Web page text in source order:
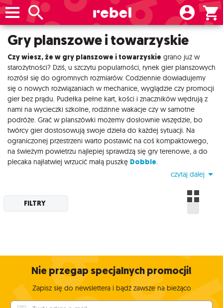
Gry planszowe i towarzyskie
Czy wiesz, że w gry planszowe i towarzyskie grano już w
starożytności? Dziś, u szczytu popularności, rynek gier planszowych
rozrósł się do ogromnych rozmiarów. Codziennie dowiadujemy
się o nowych rozwiązaniach w mechanice, wyglądzie czy promocji
gier bez prądu. Pudełka pełne kart, kości i znaczników wędrują z
nami na wycieczki szkolne, rodzinne wakacje czy w samotne
podróże. Grać w planszówki możemy dosłownie wszędzie, bo
twórcy gier dostosowują swoje dzieła do każdej sytuacji. Na
ograniczonej przestrzeni warto postawić na coś kompaktowego,
na świeżym powietrzu najlepiej sprawdzą się gry terenowe, a do
plecaka najłatwiej wrzucić małą puszkę Dobble.
czytaj dalej
FILTRY
Nie przegap specjalnych promocji!
Zapisz się do newslettera i bądź zawsze na bieżąco